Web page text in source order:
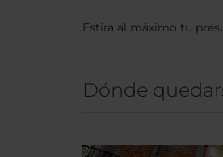
Estira al máximo tu
Dónde